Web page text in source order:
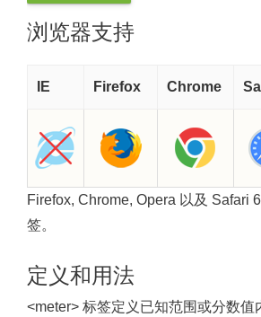
浏览器支持
IE Firefox Chrome
Firefox, Chrome, Opera 以及 Safari
签。
定义和用法
<meter> 标签定义已知范围或分数值